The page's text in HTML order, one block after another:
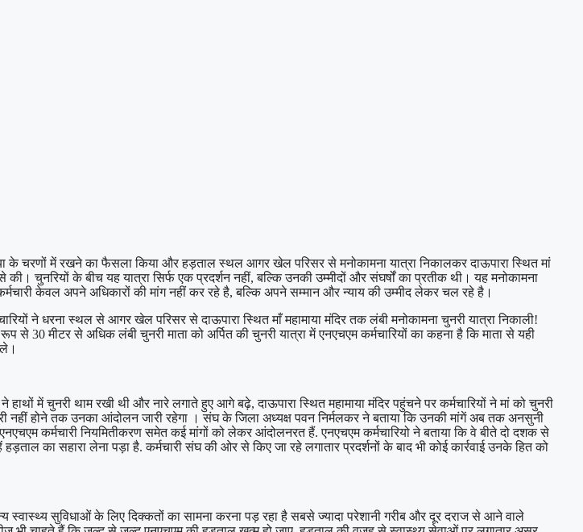
के चरणों में रखने का फैसला किया और हड़ताल स्थल आगर खेल परिसर से मनोकामना यात्रा निकालकर दाऊपारा स्थित मां
की। चुनरियों के बीच यह यात्रा सिर्फ एक प्रदर्शन नहीं, बल्कि उनकी उम्मीदों और संघर्षों का प्रतीक थी। यह मनोकामना
केवल अपने अधिकारों की मांग नहीं कर रहे है, बल्कि अपने सम्मान और न्याय की उम्मीद लेकर चल रहे है।
ने धरना स्थल से आगर खेल परिसर से दाऊपारा स्थित माँ महामाया मंदिर तक लंबी मनोकामना चुनरी यात्रा निकाली!
से 30 मीटर से अधिक लंबी चुनरी माता को अर्पित की चुनरी यात्रा में एनएचएम कर्मचारियों का कहना है कि माता से यही
में चुनरी थाम रखी थी और नारे लगाते हुए आगे बढ़े, दाऊपारा स्थित महामाया मंदिर पहुंचने पर कर्मचारियों ने मां को चुनरी
नहीं होने तक उनका आंदोलन जारी रहेगा । संघ के जिला अध्यक्ष पवन निर्मलकर ने बताया कि उनकी मांगें अब तक अनसुनी
कर्मचारी नियमितीकरण समेत कई मांगों को लेकर आंदोलनरत हैं. एनएचएम कर्मचारियो ने बताया कि वे बीते दो दशक से
का सहारा लेना पड़ा है. कर्मचारी संघ की ओर से किए जा रहे लगातार प्रदर्शनों के बाद भी कोई कार्रवाई उनके हित को
सुविधाओं के लिए दिक्कतों का सामना करना पड़ रहा है सबसे ज्यादा परेशानी गरीब और दूर दराज से आने वाले